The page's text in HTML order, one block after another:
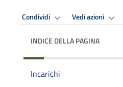
Condividi Vedi azioni
INDICE DELLA PAGINA
Incarichi